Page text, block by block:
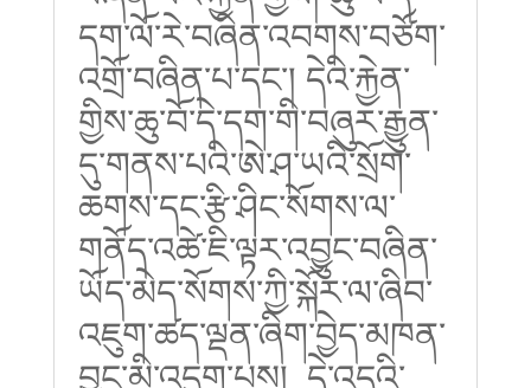
དག་ལོ་རེ་བཞིན་འབགས་བཙོག་
འགྲོ་བཞིན་པ་དང་། དེའི་རྐྱེན་
གྱིས་ཆུ་བོ་དེ་དག་གི་བཞུར་རྒྱུན་
དུ་གནས་པའི་ཨེ་ཤ་ཡའི་སྲོག་
ཆགས་དང་རྩི་ཤིང་སོགས་ལ་
གནོད་འཚེ་ཇི་ལྟར་འབྱུང་བཞིན་
ཡོད་མེད་སོགས་ཀྱི་སྐོར་ལ་ཞིབ་
འཇུག་ཚད་ལྡན་ཞིག་བྱེད་མཁན་
བྱུང་མི་འདུག་པས། དེ་འདྲའི་